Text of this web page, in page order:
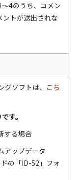
4のうち、コメン
トが送出されな
ソフトは、 こち
す。
する場合
アップデータ
の「ID-52」フォ